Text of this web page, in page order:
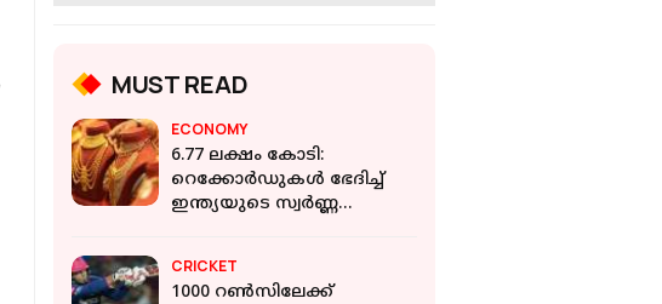
MUST READ
ECONOMY
6.77 ലക്ഷം കോടി:
റെക്കോർഡുകൾ ഭേദിച്ച്
ഇന്ത്യയുടെ സ്വർണ്ണ
എക്സ്ചേഞ്ച്
CRICKET
1000 റൺസിലേക്ക്